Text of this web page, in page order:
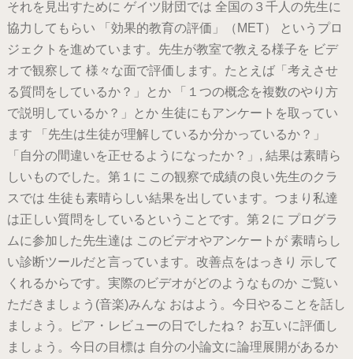
それを見出すために ゲイツ財団では 全国の３千人の先生に
協力してもらい 「効果的教育の評価」（MET） というプロ
ジェクトを進めています。先生が教室で教える様子を ビデ
オで観察して 様々な面で評価します。たとえば「考えさせ
る質問をしているか？」とか 「１つの概念を複数のやり方
で説明しているか？」とか 生徒にもアンケートを取ってい
ます 「先生は生徒が理解しているか分かっているか？」
「自分の間違いを正せるようになったか？」, 結果は素晴ら
しいものでした。第１に この観察で成績の良い先生のクラ
スでは 生徒も素晴らしい結果を出しています。つまり私達
は正しい質問をしているということです。第２に プログラ
ムに参加した先生達は このビデオやアンケートが 素晴らし
い診断ツールだと言っています。改善点をはっきり 示して
くれるからです。実際のビデオがどのようなものか ご覧い
ただきましょう(音楽)みんな おはよう。今日やることを話し
ましょう。ピア・レビューの日でしたね？ お互いに評価し
ましょう。今日の目標は 自分の小論文に論理展開があるか